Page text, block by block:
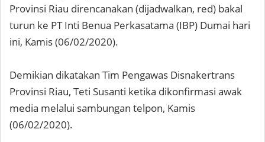
Provinsi Riau direncanakan (dijadwalkan, red) bakal
turun ke PT Inti Benua Perkasatama (IBP) Dumai hari
ini, Kamis (06/02/2020).
Demikian dikatakan Tim Pengawas Disnakertrans
Provinsi Riau, Teti Susanti ketika dikonfirmasi awak
media melalui sambungan telpon, Kamis
(06/02/2020).